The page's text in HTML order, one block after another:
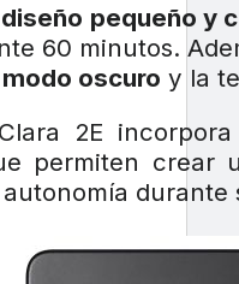
diseño pequeño y
60 minutos.
modo oscuro y la
2E
permiten crear
durante